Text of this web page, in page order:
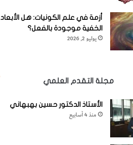
أزمة في علم الكونيات: هل الأبعاد
الخفية موجودة بالفعل؟
يوليو 2, 2026
مجلة التقدم العلمي
الأستاذ الدكتور حسين بهبهاني
منذ 4 أسابيع